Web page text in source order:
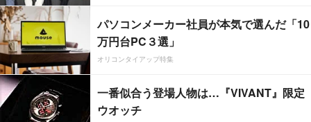
パソコンメーカー社員が本気で選んだ「10
万円台PC３選」
オリコンタイアップ特集
一番似合う登場人物は…『VIVANT』限定
ウオッチ